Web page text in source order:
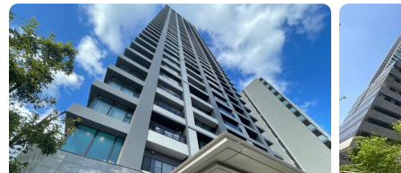
View more